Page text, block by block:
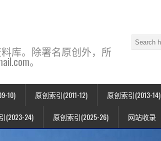
料库。除署名原创外，所
。
10) 原创索引(2011-12) 原创索引(2013-14)
(2023-24) 原创索引(2025-26) 网站收录